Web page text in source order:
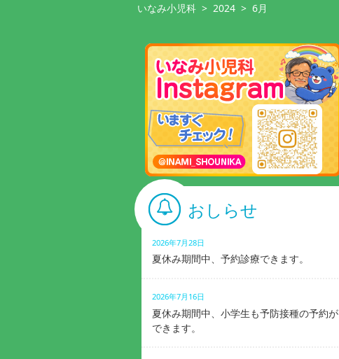
いなみ小児科 > 2024 > 6月
おしらせ
2026年7月28日
夏休み期間中、予約診療できます。
2026年7月16日
夏休み期間中、小学生も予防接種の予約が
できます。